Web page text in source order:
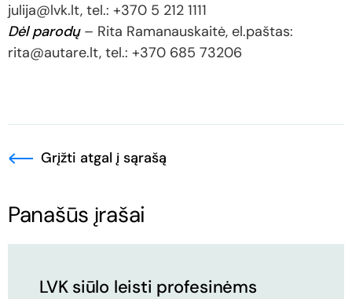
julija@lvk.lt, tel.: +370 5 212 1111
Dėl parodų– Rita Ramanauskaitė, el.paštas:
rita@autare.lt, tel.: +370 685 73206
Grįžti atgal į sąrašą
Panašūs įrašai
LVK siūlo leisti profesinėms